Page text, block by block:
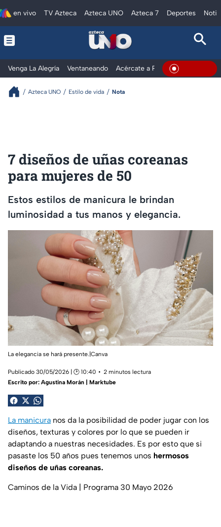
en vivo TV Azteca Azteca UNO Azteca 7 Deportes
Venga La Alegría Ventaneando Acércate a Rocío Al Extremo
Azteca UNO Estilo de vida Nota
7 diseños de uñas coreanas
para mujeres de 50
Estos estilos de manicura le brindan
luminosidad a tus manos y elegancia.
La elegancia se hará presente.|Canva
Publicado 30/05/2026 | 🕑 10:40
2 minutos lectura
Escrito por: Agustina Morán | Marktube
La manicura nos da la posibilidad de poder jugar con los
diseños, texturas y colores por lo que se pueden ir
adaptando a nuestras necesidades. Es por esto que si
pasaste los 50 años pues tenemos unos hermosos
diseños de uñas coreanas.
Caminos de la Vida | Programa 30 Mayo 2026